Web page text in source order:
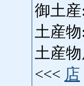
御土産:
土産物:
土産物
<<< 店